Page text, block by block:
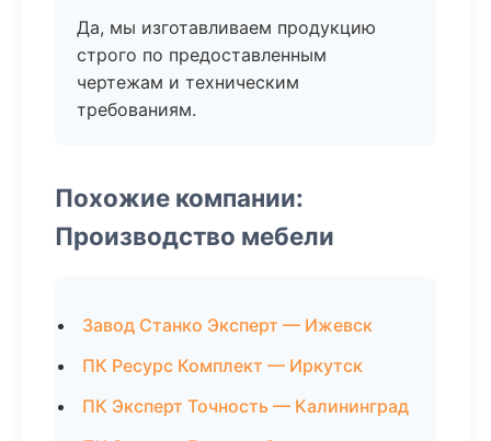
Да, мы изготавливаем продукцию
строго по предоставленным
чертежам и техническим
требованиям.
Похожие компании:
Производство мебели
Завод Станко Эксперт — Ижевск
ПК Ресурс Комплект — Иркутск
ПК Эксперт Точность — Калининград